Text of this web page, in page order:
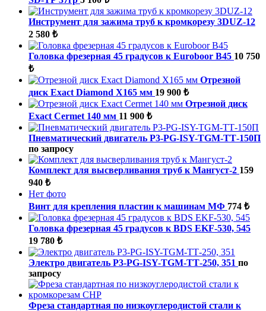
Инструмент для зажима труб к кромкорезу 3DUZ-12
2 580 ₺
Головка фрезерная 45 градусов к Euroboor B45 10 750
₺
Отрезной
диск Exact Diamond X165 мм 19 900 ₺
Отрезной диск
Exact Cermet 140 мм 11 900 ₺
Пневматический двигатель P3-PG-ISY-TGM-ТТ-150П
по запросу
Комплект для высверливания труб к Мангуст-2 159
940 ₺
Нет фото
Винт для крепления пластин к машинам МФ 774 ₺
Головка фрезерная 45 градусов к BDS EKF-530, 545
19 780 ₺
Электро двигатель P3-PG-ISY-TGM-ТТ-250, 351 по
запросу
Фреза стандартная по низкоуглеродистой стали к